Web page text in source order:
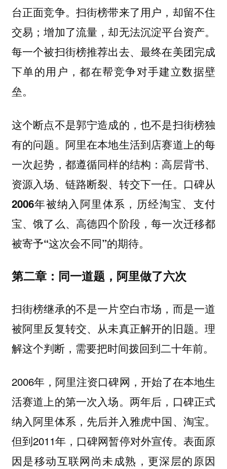
台正面竞争。扫街榜带来了用户，却留不住
交易；增加了流量，却无法沉淀平台资产。
每一个被扫街榜推荐出去、最终在美团完成
下单的用户，都在帮竞争对手建立数据壁
垒。
这个断点不是郭宁造成的，也不是扫街榜独
有的问题。阿里在本地生活到店赛道上的每
一次起势，都遵循同样的结构： 高层背书、
资源入场、链路断裂、转交下一任。口碑从
2006年被纳入阿里体系，历经淘宝、支付
宝、饿了么、高德四个阶段，每一次迁移都
被寄予“这次会不同”的期待。
第二章：同一道题，阿里做了六次
扫街榜继承的不是一片空白市场，而是一道
被阿里反复转交、从未真正解开的旧题。理
解这个判断，需要把时间拨回到二十年前。
2006年，阿里注资口碑网，开始了在本地生
活赛道上的第一次入场。两年后，口碑正式
纳入阿里体系，先后并入雅虎中国、淘宝。
但到2011年，口碑网暂停对外宣传。表面原
因是移动互联网尚未成熟，更深层的原因